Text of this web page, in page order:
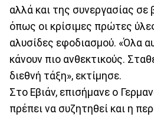
αλλά και της συνεργασίας σε
όπως οι κρίσιμες πρώτες
αλυσίδες εφοδιασμού. «Όλα
κάνουν πιο ανθεκτικούς.
διεθνή τάξη», εκτίμησε.
Στο Εβιάν, επισήμανε ο
πρέπει να συζητηθεί και η